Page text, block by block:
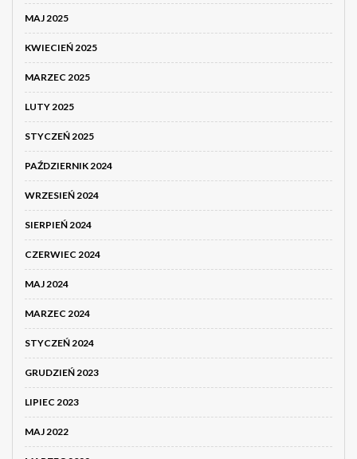
MAJ 2025
KWIECIEŃ 2025
MARZEC 2025
LUTY 2025
STYCZEŃ 2025
PAŹDZIERNIK 2024
WRZESIEŃ 2024
SIERPIEŃ 2024
CZERWIEC 2024
MAJ 2024
MARZEC 2024
STYCZEŃ 2024
GRUDZIEŃ 2023
LIPIEC 2023
MAJ 2022